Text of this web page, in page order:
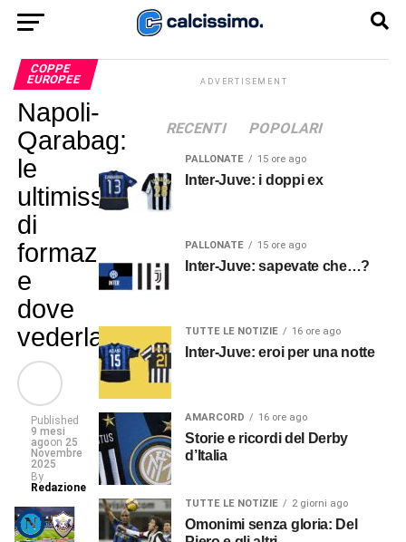
COPPE
EUROPEE
Napoli-
Qarabag:
le
ultimissime
di
formazione
e
dove
vederla
Published
9 mesi
agoon 25
Novembre
2025
By
Redazione
ADVERTISEMENT
RECENTI POPOLARI
PALLONATE 15 ore ago
Inter-Juve: i doppi ex
PALLONATE 15 ore ago
Inter-Juve: sapevate che…?
TUTTE LE NOTIZIE 16 ore ago
Inter-Juve: eroi per una notte
AMARCORD 16 ore ago
Storie e ricordi del Derby
d’Italia
TUTTE LE NOTIZIE 2 giorni ago
Omonimi senza gloria: Del